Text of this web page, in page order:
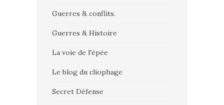
Guerres & conflits.
Guerres & Histoire
La voie de l'épée
Le blog du cliophage
Secret Défense